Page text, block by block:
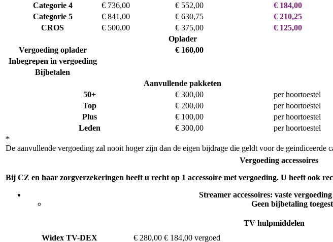
Categorie 4
€ 736,00 € 552,00
€ 184,00
Categorie 5
€ 841,00 € 630,75
€ 210,25
CROS
€ 500,00 € 375,00
€ 125,00
Oplader
Vergoeding oplader
€ 160,00
Inbegrepen in vergoeding
Bijbetalen
Aanvullende pakketen
50+
€ 300,00
per hoortoestel
Top
€ 200,00
per hoortoestel
Plus
€ 100,00
per hoortoestel
Leden
€ 300,00
per hoortoestel
*
De aanvullende vergoeding zal nooit hoger zijn dan de eigen bijdrage die geldt voor de geindiceerde
Vergoeding accessoires
Bij CZ en haar zorgverzekeringen heeft u recht op 1 accessoire met vergoeding. U heeft ook
Streamer accessoires: vaste
Geen bijbetaling
TV hulpmiddelen
Widex TV-DEX € 280,00 € 184,00 vergoed